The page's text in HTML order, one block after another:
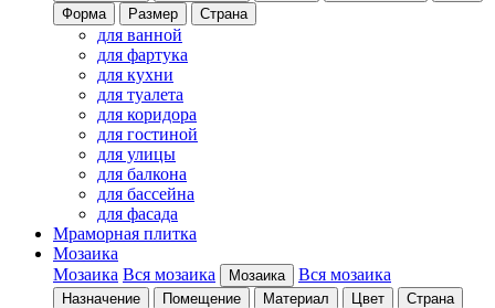
Форма
Размер Страна
для ванной
для фартука
для кухни
для туалета
для коридора
для гостиной
для улицы
для балкона
для бассейна
для фасада
Мраморная плитка
Мозаика
Мозаика Вся мозаика Мозаика Вся мозаика
Назначение Помещение Материал Цвет Страна